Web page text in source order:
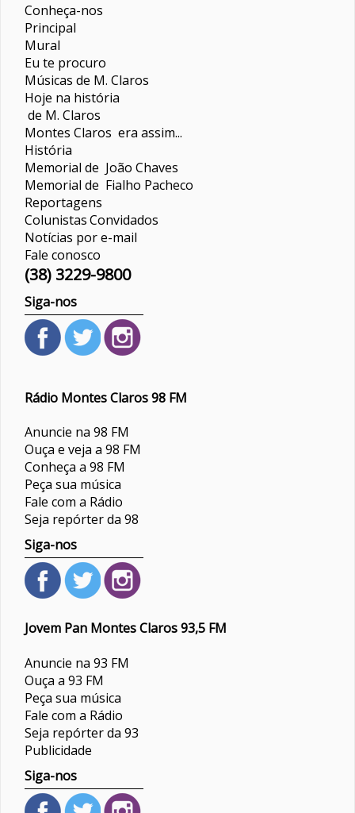
Conheça-nos
Principal
Mural
Eu te procuro
Músicas de M. Claros
Hoje na história
de M. Claros
Montes Claros era assim...
História
Memorial de João Chaves
Memorial de Fialho Pacheco
Reportagens
ColunistasConvidados
Notícias por e-mail
Fale conosco
(38) 3229-9800
Siga-nos
Rádio Montes Claros 98 FM
Anuncie na 98 FM
Ouça e veja a 98 FM
Conheça a 98 FM
Peça sua música
Fale com a Rádio
Seja repórter da 98
Siga-nos
Jovem Pan Montes Claros 93,5 FM
Anuncie na 93 FM
Ouça a 93 FM
Peça sua música
Fale com a Rádio
Seja repórter da 93
Publicidade
Siga-nos